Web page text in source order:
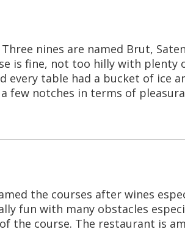
nines are named Brut,
is fine, not too hilly with plenty
every table had a bucket of ice
few notches in terms of
the courses after wines
fun with many obstacles
the course. The restaurant is